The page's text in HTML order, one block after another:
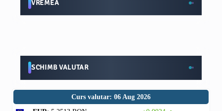
VREMEA
SCHIMB VALUTAR
Curs valutar: 06 Aug 2026